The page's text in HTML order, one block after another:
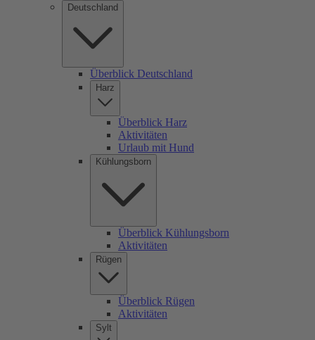
Deutschland
Überblick Deutschland
Harz
Überblick Harz
Aktivitäten
Urlaub mit Hund
Kühlungsborn
Überblick Kühlungsborn
Aktivitäten
Rügen
Überblick Rügen
Aktivitäten
Sylt